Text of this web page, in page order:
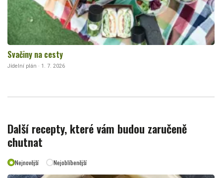
Svačiny na cesty
Jídelní plán · 1. 7. 2026
Další recepty, které vám budou zaručeně
chutnat
Nejnovější Nejoblíbenější